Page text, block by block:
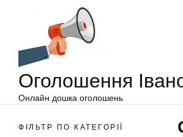
Оголошення
Онлайн дошка оголошень
ФІЛЬТР ПО КАТЕГОРІЇ